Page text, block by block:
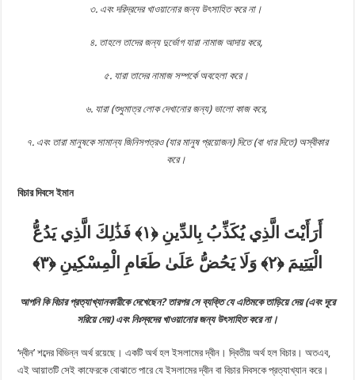
‎৩. এবং দরিদ্রদের খাওয়ানোর জন্য উৎসাহিত করে না। ‎
‎৪. তাহলে তাদের জন্য দুর্ভোগ যারা নামাজ আদায় করে, ‎
‎৫. যারা তাদের নামাজ সম্পর্কে অবহেলা করে। ‎
‎৬. যারা (শুধুমাত্র লোক দেখানোর জন্য) ভালো কাজ করে, ‎
‎৭. এবং তারা মানুষকে সামান্য জিনিসপত্রও (যার মানুষ প্রয়োজন) দিতে (বা ধার দিতে) অস্বীকার
করে। ‎
বিচার দিবসে ইমান
أَرَأَيْتَ الَّذِي يُكَذِّبُ بِالدِّينِ
‎﴿١﴾‏
فَذَٰلِكَ الَّذِي يَدُعُّ
الْيَتِيمَ
‎﴿٢﴾‏ وَلَا يَحُضُّ عَلَىٰ طَعَامِ الْمِسْكِينِ
‎﴿٣﴾
আপনি কি বিচার প্রত্যাখ্যানকারীকে দেখেছেন?তারপর সে ব্যক্তি যে এতিমকে তাড়িয়ে দেয় (এবং দূরে
সরিয়ে দেয়) এবং নিঃস্বদের খাওয়ানোর জন্য উৎসাহিত করে না।
‘দ্বীন’ শব্দের বিভিন্ন অর্থ রয়েছে। একটি অর্থ হল ইসলামের দ্বীন। দ্বিতীয় অর্থ হল বিচার। অতএব,
এই আয়াতটি সেই কাফেরকে বোঝাতে পারে যে ইসলামের দ্বীন বা বিচার দিবসকে প্রত্যাখ্যান করে।